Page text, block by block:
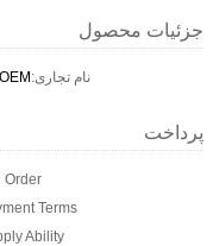
جزئیات محصول
نام تجاری:OEM
پرداخت
Order:
Terms:
Ability: